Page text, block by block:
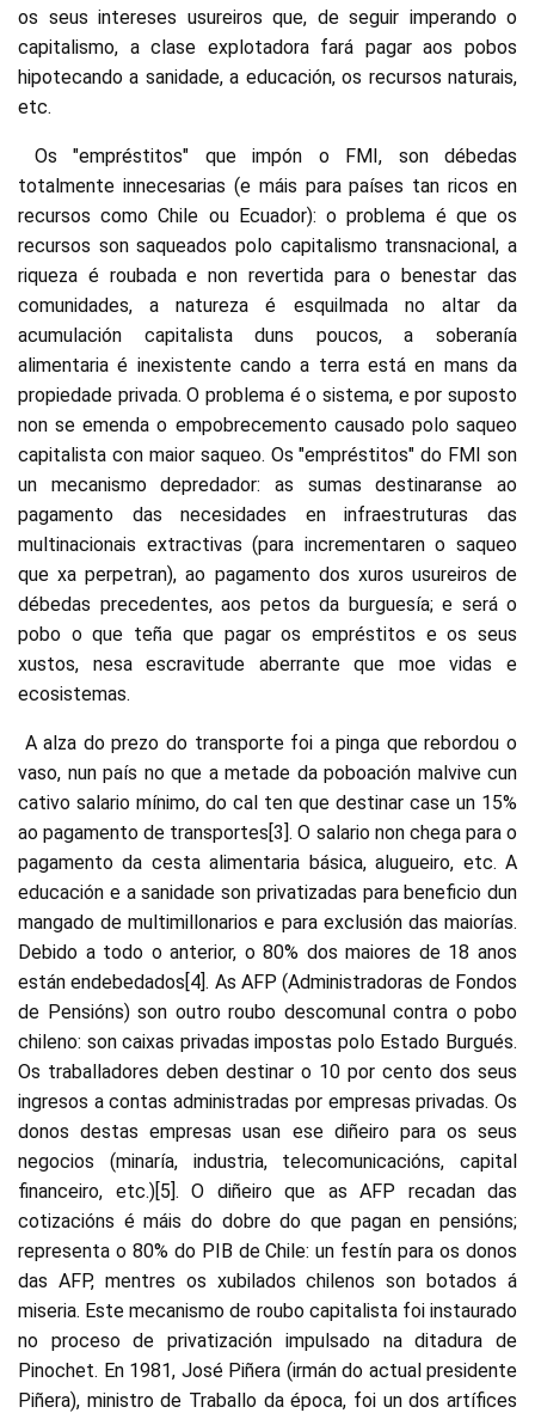
os seus intereses usureiros que, de seguir imperando o
capitalismo, a clase explotadora fará pagar aos pobos
hipotecando a sanidade, a educación, os recursos naturais,
etc.
Os "empréstitos" que impón o FMI, son débedas
totalmente innecesarias (e máis para países tan ricos en
recursos como Chile ou Ecuador): o problema é que os
recursos son saqueados polo capitalismo transnacional, a
riqueza é roubada e non revertida para o benestar das
comunidades, a natureza é esquilmada no altar da
acumulación capitalista duns poucos, a soberanía
alimentaria é inexistente cando a terra está en mans da
propiedade privada. O problema é o sistema, e por suposto
non se emenda o empobrecemento causado polo saqueo
capitalista con maior saqueo. Os "empréstitos" do FMI son
un mecanismo depredador: as sumas destinaranse ao
pagamento das necesidades en infraestruturas das
multinacionais extractivas (para incrementaren o saqueo
que xa perpetran), ao pagamento dos xuros usureiros de
débedas precedentes, aos petos da burguesía; e será o
pobo o que teña que pagar os empréstitos e os seus
xustos, nesa escravitude aberrante que moe vidas e
ecosistemas.
A alza do prezo do transporte foi a pinga que rebordou o
vaso, nun país no que a metade da poboación malvive cun
cativo salario mínimo, do cal ten que destinar case un 15%
ao pagamento de transportes[3]. O salario non chega para o
pagamento da cesta alimentaria básica, alugueiro, etc. A
educación e a sanidade son privatizadas para beneficio dun
mangado de multimillonarios e para exclusión das maiorías.
Debido a todo o anterior, o 80% dos maiores de 18 anos
están endebedados[4]. As AFP (Administradoras de Fondos
de Pensións) son outro roubo descomunal contra o pobo
chileno: son caixas privadas impostas polo Estado Burgués.
Os traballadores deben destinar o 10 por cento dos seus
ingresos a contas administradas por empresas privadas. Os
donos destas empresas usan ese diñeiro para os seus
negocios (minaría, industria, telecomunicacións, capital
financeiro, etc.)[5]. O diñeiro que as AFP recadan das
cotizacións é máis do dobre do que pagan en pensións;
representa o 80% do PIB de Chile: un festín para os donos
das AFP, mentres os xubilados chilenos son botados á
miseria. Este mecanismo de roubo capitalista foi instaurado
no proceso de privatización impulsado na ditadura de
Pinochet. En 1981, José Piñera (irmán do actual presidente
Piñera), ministro de Traballo da época, foi un dos artífices